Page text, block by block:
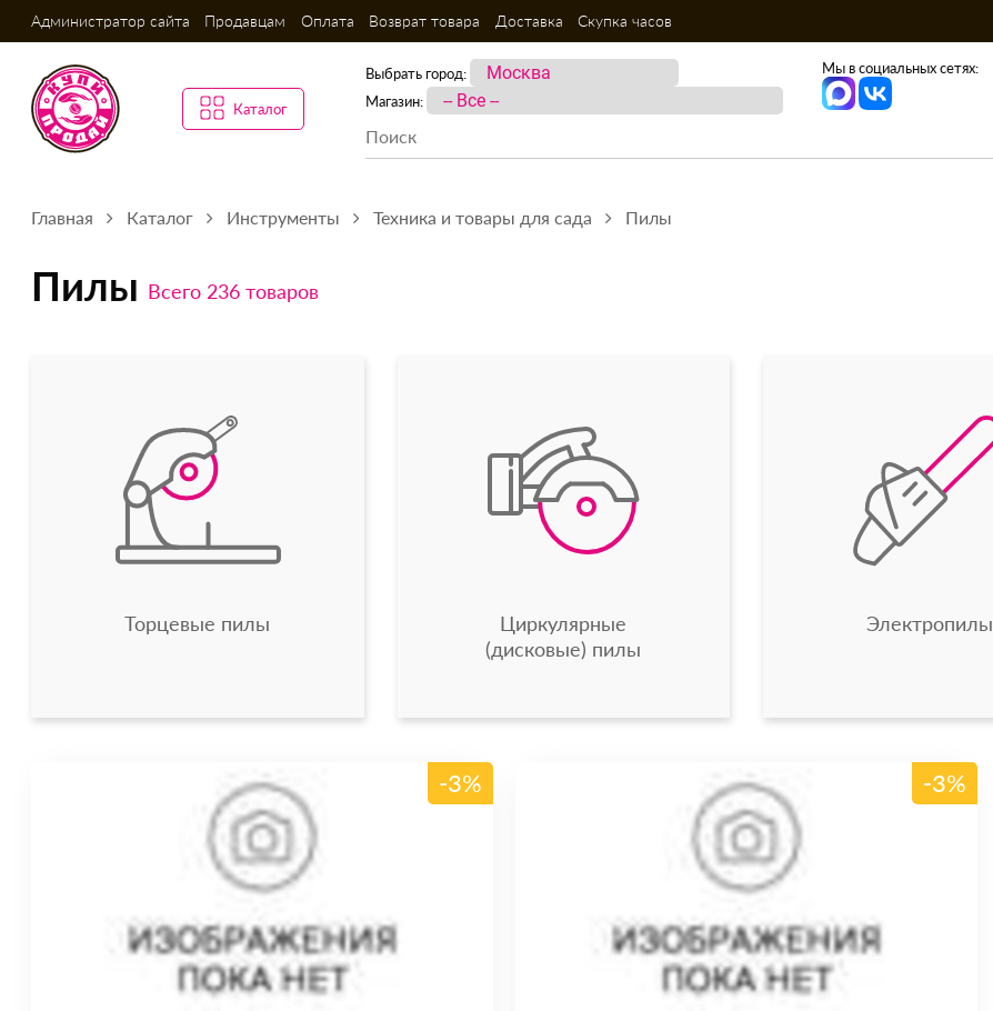
Администратор сайта Продавцам Оплата Возврат товара Доставка Скупка часов
Каталог
Выбрать город:
Магазин:
Мы в социальных сетях:
Главная Каталог Инструменты Техника и товары для сада Пилы
Пилы Всего 236 товаров
Торцевые пилы
Циркулярные
(дисковые) пилы
Электропилы
-3% -3%